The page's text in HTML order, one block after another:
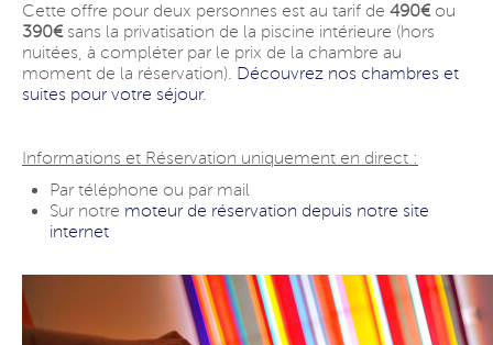
Cette offre pour deux personnes est au tarif de 490€ou
390€sans la privatisation de la piscine intérieure (hors
nuitées, à compléter par le prix de la chambre au
moment de la réservation). Découvrez nos chambres et
suites pour votre séjour.
Informations et Réservation uniquement en direct :
Par téléphone ou par mail
Sur notre moteur de réservation depuis notre site
internet